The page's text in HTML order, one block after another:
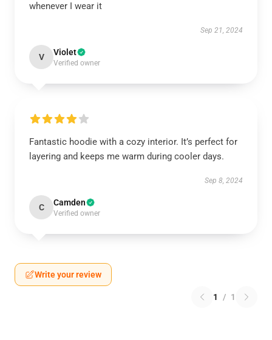
whenever I wear it
Sep 21, 2024
V Violet
Verified owner
Fantastic hoodie with a cozy interior. It’s perfect for
layering and keeps me warm during cooler days.
Sep 8, 2024
C Camden
Verified owner
Write your review
1 / 1